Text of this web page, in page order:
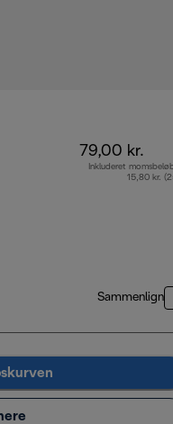
79,00 kr.
Inkluderet
15,80 kr.
Sammenlign